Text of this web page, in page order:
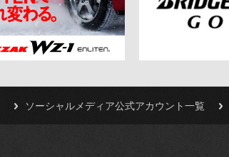
ソーシャルメディア公式アカウント一覧